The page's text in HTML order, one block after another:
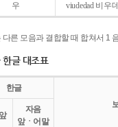
우 viudedad 비우
다른 모음과 결합할 때 합쳐서 1
한글 대조표
한글
자음
앞ㆍ어말